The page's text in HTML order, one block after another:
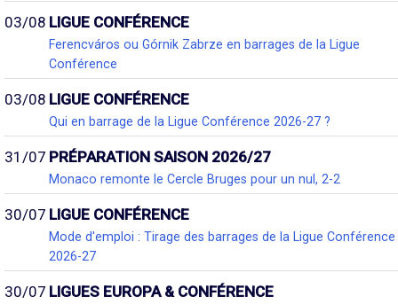
03/08 LIGUE CONFÉRENCE
Ferencváros ou Górnik Zabrze en barrages de la Ligue
Conférence
03/08 LIGUE CONFÉRENCE
Qui en barrage de la Ligue Conférence 2026-27 ?
31/07 PRÉPARATION SAISON 2026/27
Monaco remonte le Cercle Bruges pour un nul, 2-2
30/07 LIGUE CONFÉRENCE
Mode d'emploi : Tirage des barrages de la Ligue Conférence
2026-27
30/07 LIGUES EUROPA & CONFÉRENCE